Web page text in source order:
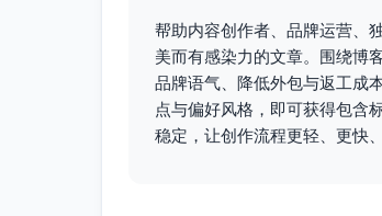
帮助内容创作者、品牌运营、
美而有感染力的文章。围绕博
品牌语气、降低外包与返工成
点与偏好风格，即可获得包含
稳定，让创作流程更轻、更快、